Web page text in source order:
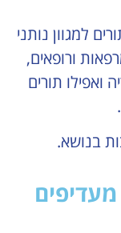
למגוון נותני
ורופאים,
ואפילו תורים
בנושא.